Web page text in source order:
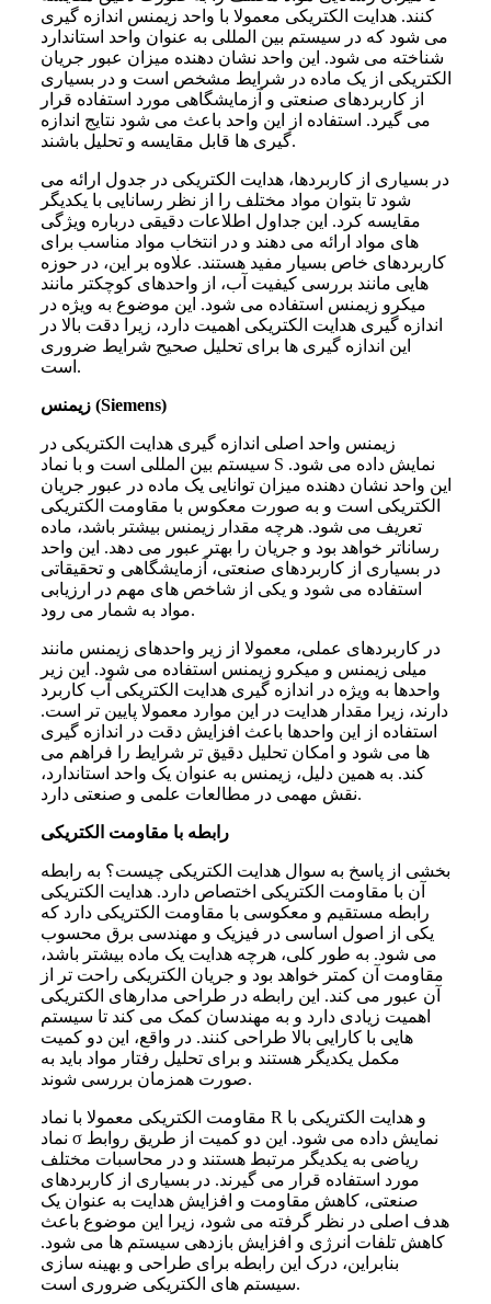
کنند. هدایت الکتریکی معمولا با واحد زیمنس اندازه گیری
می شود که در سیستم بین المللی به عنوان واحد استاندارد
شناخته می شود. این واحد نشان دهنده میزان عبور جریان
الکتریکی از یک ماده در شرایط مشخص است و در بسیاری
از کاربردهای صنعتی و آزمایشگاهی مورد استفاده قرار
می گیرد. استفاده از این واحد باعث می شود نتایج اندازه
گیری ها قابل مقایسه و تحلیل باشند.
در بسیاری از کاربردها، هدایت الکتریکی در جدول ارائه می
شود تا بتوان مواد مختلف را از نظر رسانایی با یکدیگر
مقایسه کرد. این جداول اطلاعات دقیقی درباره ویژگی
های مواد ارائه می دهند و در انتخاب مواد مناسب برای
کاربردهای خاص بسیار مفید هستند. علاوه بر این، در حوزه
هایی مانند بررسی کیفیت آب، از واحدهای کوچکتر مانند
میکرو زیمنس استفاده می شود. این موضوع به ویژه در
اندازه گیری هدایت الکتریکی اهمیت دارد، زیرا دقت بالا در
این اندازه گیری ها برای تحلیل صحیح شرایط ضروری
است.
زیمنس(Siemens)
زیمنس واحد اصلی اندازه گیری هدایت الکتریکی در
سیستم بین المللی است و با نماد S نمایش داده می شود.
این واحد نشان دهنده میزان توانایی یک ماده در عبور جریان
الکتریکی است و به صورت معکوس با مقاومت الکتریکی
تعریف می شود. هرچه مقدار زیمنس بیشتر باشد، ماده
رساناتر خواهد بود و جریان را بهتر عبور می دهد. این واحد
در بسیاری از کاربردهای صنعتی، آزمایشگاهی و تحقیقاتی
استفاده می شود و یکی از شاخص های مهم در ارزیابی
مواد به شمار می رود.
در کاربردهای عملی، معمولا از زیر واحدهای زیمنس مانند
میلی زیمنس و میکرو زیمنس استفاده می شود. این زیر
واحدها به ویژه در اندازه گیری هدایت الکتریکی آب کاربرد
دارند، زیرا مقدار هدایت در این موارد معمولا پایین تر است.
استفاده از این واحدها باعث افزایش دقت در اندازه گیری
ها می شود و امکان تحلیل دقیق تر شرایط را فراهم می
کند. به همین دلیل، زیمنس به عنوان یک واحد استاندارد،
نقش مهمی در مطالعات علمی و صنعتی دارد.
رابطه با مقاومت الکتریکی
بخشی از پاسخ به سوال هدایت الکتریکی چیست؟ به رابطه
آن با مقاومت الکتریکی اختصاص دارد. هدایت الکتریکی
رابطه مستقیم و معکوسی با مقاومت الکتریکی دارد که
یکی از اصول اساسی در فیزیک و مهندسی برق محسوب
می شود. به طور کلی، هرچه هدایت یک ماده بیشتر باشد،
مقاومت آن کمتر خواهد بود و جریان الکتریکی راحت تر از
آن عبور می کند. این رابطه در طراحی مدارهای الکتریکی
اهمیت زیادی دارد و به مهندسان کمک می کند تا سیستم
هایی با کارایی بالا طراحی کنند. در واقع، این دو کمیت
مکمل یکدیگر هستند و برای تحلیل رفتار مواد باید به
صورت همزمان بررسی شوند.
مقاومت الکتریکی معمولا با نماد R و هدایت الکتریکی با
نماد σ نمایش داده می شود. این دو کمیت از طریق روابط
ریاضی به یکدیگر مرتبط هستند و در محاسبات مختلف
مورد استفاده قرار می گیرند. در بسیاری از کاربردهای
صنعتی، کاهش مقاومت و افزایش هدایت به عنوان یک
هدف اصلی در نظر گرفته می شود، زیرا این موضوع باعث
کاهش تلفات انرژی و افزایش بازدهی سیستم ها می شود.
بنابراین، درک این رابطه برای طراحی و بهینه سازی
سیستم های الکتریکی ضروری است.